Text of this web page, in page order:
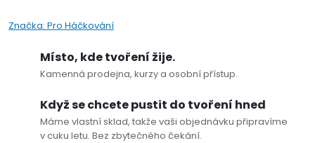
Značka: Pro Háčkování
Místo, kde tvoření žije.
Kamenná prodejna, kurzy a osobní přístup.
Když se chcete pustit do tvoření hned
Máme vlastní sklad, takže vaši objednávku připravíme
v cuku letu. Bez zbytečného čekání.